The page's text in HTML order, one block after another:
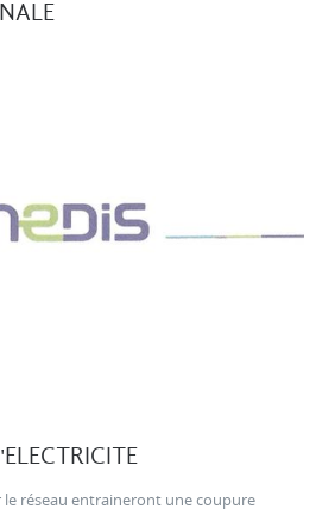
réseau entraineront une coupure